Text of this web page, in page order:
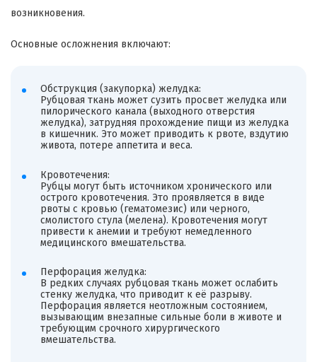
возникновения.
Основные осложнения включают:
Обструкция (закупорка) желудка:
Рубцовая ткань может сузить просвет желудка или
пилорического канала (выходного отверстия
желудка), затрудняя прохождение пищи из желудка
в кишечник. Это может приводить к рвоте, вздутию
живота, потере аппетита и веса.
Кровотечения:
Рубцы могут быть источником хронического или
острого кровотечения. Это проявляется в виде
рвоты с кровью (гематомезис) или черного,
смолистого стула (мелена). Кровотечения могут
привести к анемии и требуют немедленного
медицинского вмешательства.
Перфорация желудка:
В редких случаях рубцовая ткань может ослабить
стенку желудка, что приводит к её разрыву.
Перфорация является неотложным состоянием,
вызывающим внезапные сильные боли в животе и
требующим срочного хирургического
вмешательства.